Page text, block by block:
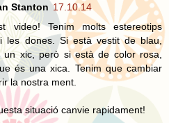
Stanton 17.10.14
video! Tenim molts estereotips
les dones. Si està vestit de blau,
un xic, però si està de color rosa,
és una xica. Tenim que cambiar
la nostra ment.
situació canvie rapidament!